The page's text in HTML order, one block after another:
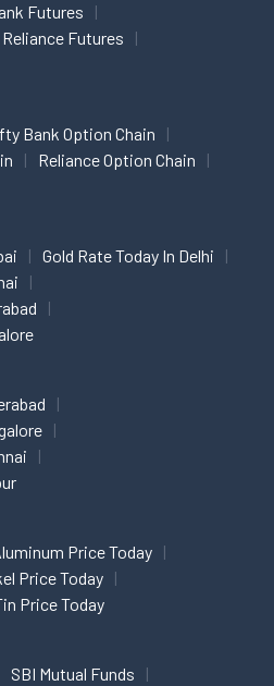
Futures
Reliance Futures
Bank Option Chain
Reliance Option Chain
Gold Rate Today In Delhi
Price Today
Price Today
Price Today
SBI Mutual Funds